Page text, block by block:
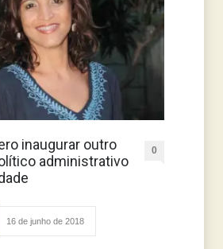
inaugurar outro
administrativo
0
16 de junho de 2018